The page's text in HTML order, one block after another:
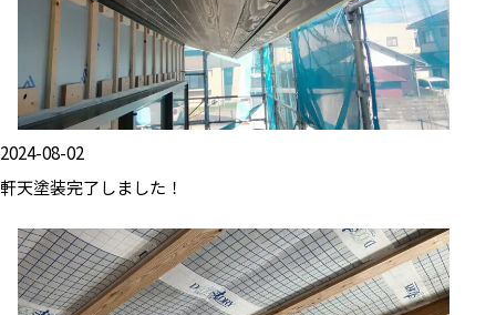
2024-08-02
軒天塗装完了しました！